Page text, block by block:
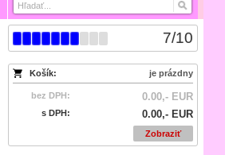
7/10
Košík: je prázdny
bez DPH: 0.00,- EUR
s DPH: 0.00,- EUR
Zobraziť